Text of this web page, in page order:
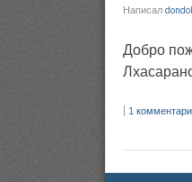
Написал
Добро
1